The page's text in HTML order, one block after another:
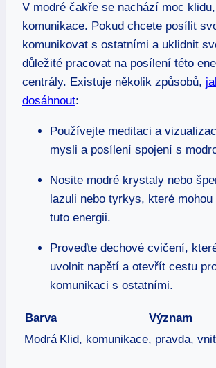
V modré čakře se nachází moc
komunikace. Pokud chcete posílit
komunikovat s ostatními a uklidnit
důležité pracovat na posílení této
centrály. Existuje několik způsobů,
dosáhnout:
Používejte meditaci a
mysli a posílení spojení s
Nosite modré krystaly nebo
lazuli nebo tyrkys, které
tuto energii.
Proveďte dechové cvičení,
uvolnit napětí a otevřít cestu
komunikaci s ostatními.
Barva
Význam
Modrá Klid, komunikace, pravda,